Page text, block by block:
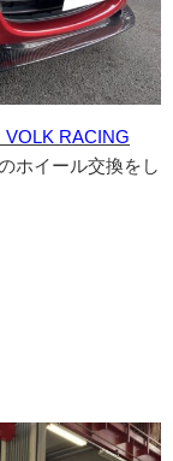
VOLK RACING
ホイール交換をし